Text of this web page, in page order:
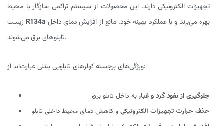
تجهیزات الکترونیکی دارند. این محصولات از سیستم تراکمی سازگار با محیط
R134a
تابلوهای برق می‌شوند.
ویژگی‌های برجسته کولرهای تابلویی بنتلی عبارت‌اند از:
جلوگیری از نفوذ گرد و غباربه داخل تابلو برق
حذف حرارت تجهیزات الکترونیکیو کاهش دمای محیط داخلی تابلو